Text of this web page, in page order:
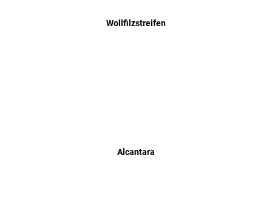
Wollfilzstreifen
Alcantara